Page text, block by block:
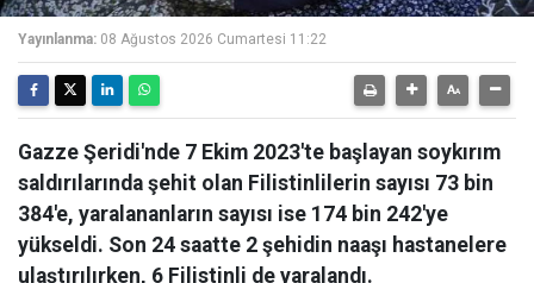
Yayınlanma: 08 Ağustos 2026 Cumartesi 11:22
Gazze Şeridi'nde 7 Ekim 2023'te başlayan soykırım
saldırılarında şehit olan Filistinlilerin sayısı 73 bin
384'e, yaralananların sayısı ise 174 bin 242'ye
yükseldi. Son 24 saatte 2 şehidin naaşı hastanelere
ulaştırılırken, 6 Filistinli de yaralandı.